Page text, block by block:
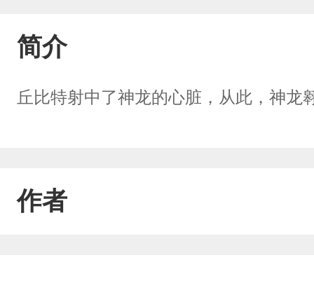
简介
丘比特射中了神龙的心脏，从此，神龙
作者